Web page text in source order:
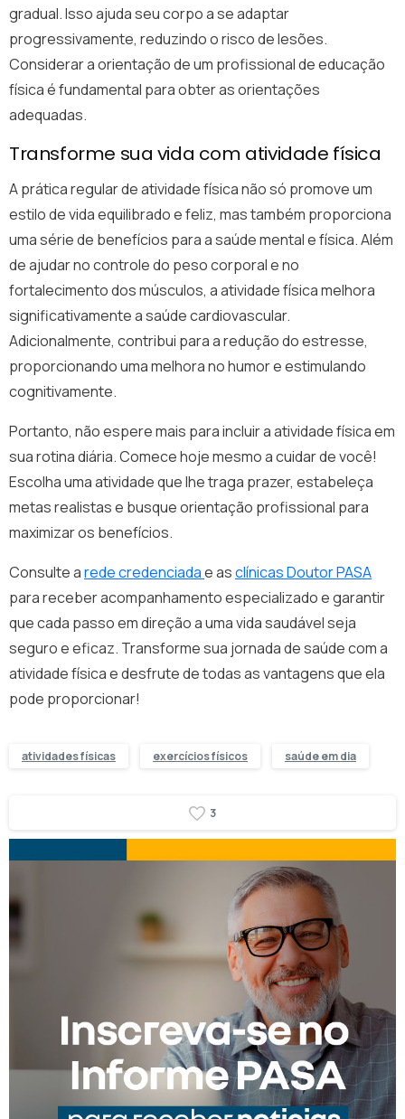
gradual. Isso ajuda seu corpo a se adaptar
progressivamente, reduzindo o risco de lesões.
Considerar a orientação de um profissional de educação
física é fundamental para obter as orientações
adequadas.
Transforme sua vida com atividade física
A prática regular de atividade física não só promove um
estilo de vida equilibrado e feliz, mas também proporciona
uma série de benefícios para a saúde mental e física. Além
de ajudar no controle do peso corporal e no
fortalecimento dos músculos, a atividade física melhora
significativamente a saúde cardiovascular.
Adicionalmente, contribui para a redução do estresse,
proporcionando uma melhora no humor e estimulando
cognitivamente.
Portanto, não espere mais para incluir a atividade física em
sua rotina diária. Comece hoje mesmo a cuidar de você!
Escolha uma atividade que lhe traga prazer, estabeleça
metas realistas e busque orientação profissional para
maximizar os benefícios.
Consulte arede credenciadae asclínicas Doutor PASA
para receber acompanhamento especializado e garantir
que cada passo em direção a uma vida saudável seja
seguro e eficaz. Transforme sua jornada de saúde com a
atividade física e desfrute de todas as vantagens que ela
pode proporcionar!
atividades físicas exercícios físicos saúde em dia
3